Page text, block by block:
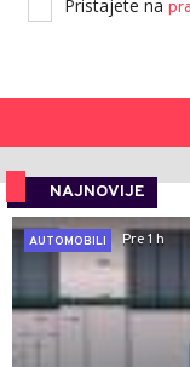
Pristajete na
NAJNOVIJE
AUTOMOBILI
Pre 1 h